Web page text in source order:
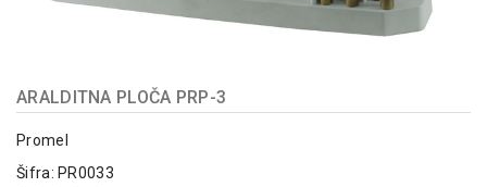
Instalacioni
materijal
Napajanja
ARALDITNA PLOČA PRP-3
Promel
Šifra: PR0033